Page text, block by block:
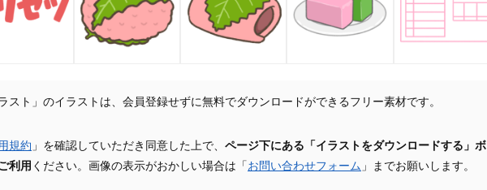
スト」のイラストは、会員登録せずに無料でダウンロードができるフリー素材です。
規約 」を確認していただき同意した上で、 ページ下にある「イラストをダウンロードする」ボ
利用 ください。画像の表示がおかしい場合は「 お問い合わせフォーム 」までお願いします。